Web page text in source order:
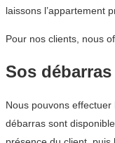
laissons l’appartement
Pour nos clients, nous
Sos
Nous pouvons effectuer
débarras sont